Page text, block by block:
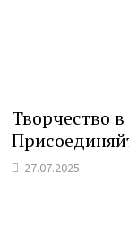
Творчество
27.07.2025